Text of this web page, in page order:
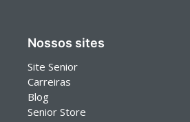
Nossos sites
Site Senior
Carreiras
Blog
Senior Store